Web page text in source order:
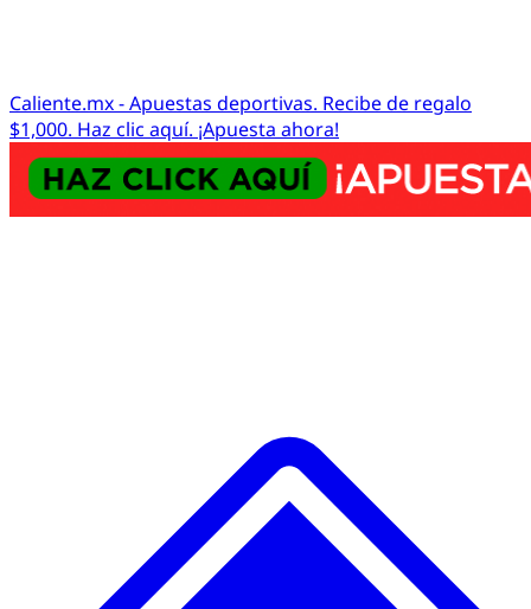
Caliente.mx - Apuestas deportivas. Recibe de regalo
$1,000. Haz clic aquí. ¡Apuesta ahora!